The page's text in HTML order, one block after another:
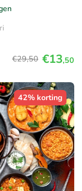
€29,50 €13,50
42% korting